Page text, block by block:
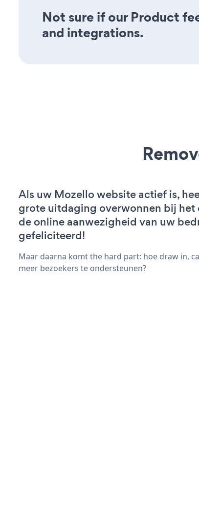
Not sure if our Product
and integrations.
Als uw Mozello website actief is,
grote uitdaging overwonnen bij het
de online aanwezigheid van uw
gefeliciteerd!
Maar daarna komt the hard part: hoe draw in,
meer bezoekers te ondersteunen?